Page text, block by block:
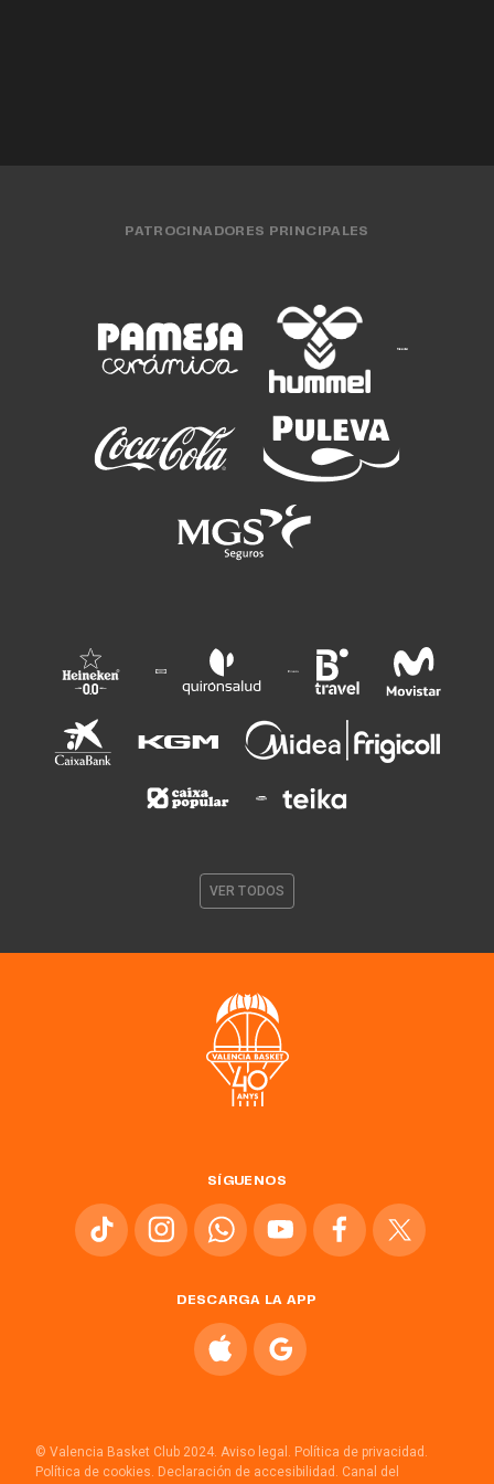
PATROCINADORES PRINCIPALES
VER TODOS
SÍGUENOS
DESCARGA LA APP
© Valencia Basket Club 2024. Aviso legal.
Política de privacidad.
Política de cookies. Declaración de accesibilidad.
Canal del